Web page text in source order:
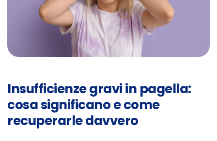
Insufficienze gravi in pagella:
cosa significano e come
recuperarle davvero